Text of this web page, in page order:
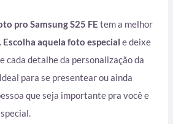
pro Samsung S25 FEtem a melhor
Escolha aquela foto especiale deixe
cada detalhe da personalização da
para se presentear ou ainda
que seja importante pra você e